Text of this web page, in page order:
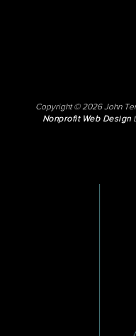
Copyright © 2026 John
Nonprofit Web Design